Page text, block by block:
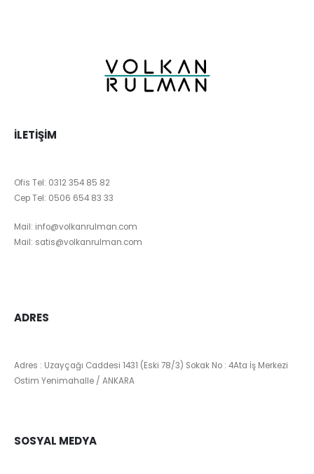
İLETIŞIM
Ofis Tel: 0312 354 85 82
Cep Tel: 0506 654 83 33
Mail: info@volkanrulman.com
Mail: satis@volkanrulman.com
ADRES
Adres : Uzayçağı Caddesi 1431 (Eski 78/3) Sokak No : 4Ata İş Merkezi
Ostim Yenimahalle / ANKARA
SOSYAL MEDYA